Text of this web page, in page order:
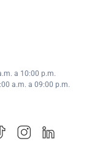
a 10:00 p.m.
a.m. a 09:00 p.m.